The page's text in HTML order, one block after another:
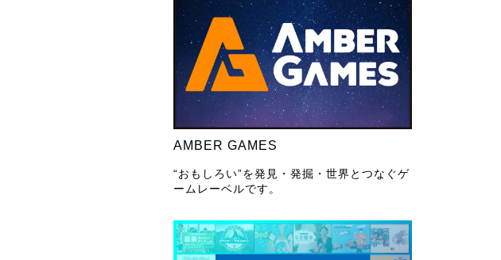
AMBER GAMES
“おもしろい”を発見・発掘・世界とつなぐゲ
ームレーベルです。